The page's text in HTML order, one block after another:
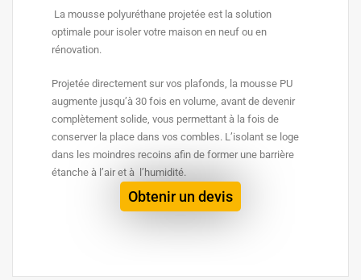
La mousse polyuréthane projetée est la solution
optimale pour isoler votre maison en neuf ou en
rénovation.
Projetée directement sur vos plafonds, la mousse PU
augmente jusqu’à 30 fois en volume, avant de devenir
complètement solide, vous permettant à la fois de
conserver la place dans vos combles. L’isolant se loge
dans les moindres recoins afin de former une barrière
étanche à l’air et à l’humidité.
Obtenir un devis